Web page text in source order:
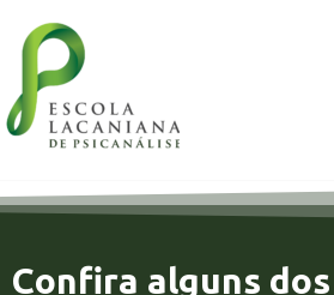
Confira alguns